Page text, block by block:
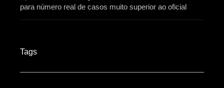
para número real de casos muito superior ao oficial
Tags